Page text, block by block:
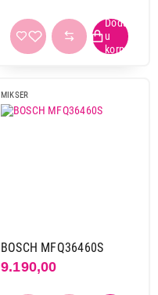
MIKSER
BOSCH MFQ36460S
9.190,00